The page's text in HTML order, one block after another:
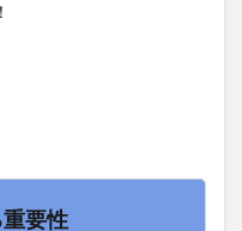
要性